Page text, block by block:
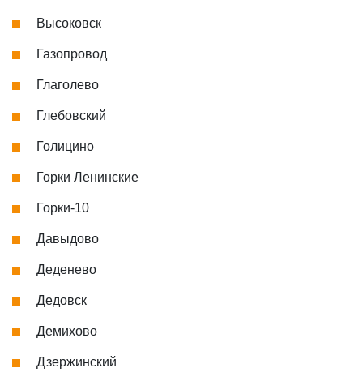
Высоковск
Газопровод
Глаголево
Глебовский
Голицино
Горки Ленинские
Горки-10
Давыдово
Деденево
Дедовск
Демихово
Дзержинский